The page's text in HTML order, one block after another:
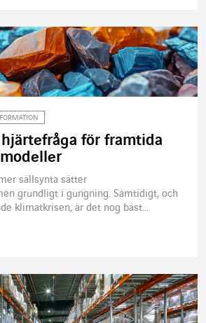
hjärtefråga för framtida
sällsynta sätter
grundligt i gungning. Samtidigt, och
klimatkrisen, är det nog bäst...